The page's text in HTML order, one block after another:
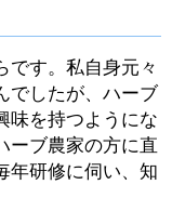
す。私自身元々
でしたが、ハーブ
味を持つようにな
ーブ農家の方に直
年研修に伺い、知